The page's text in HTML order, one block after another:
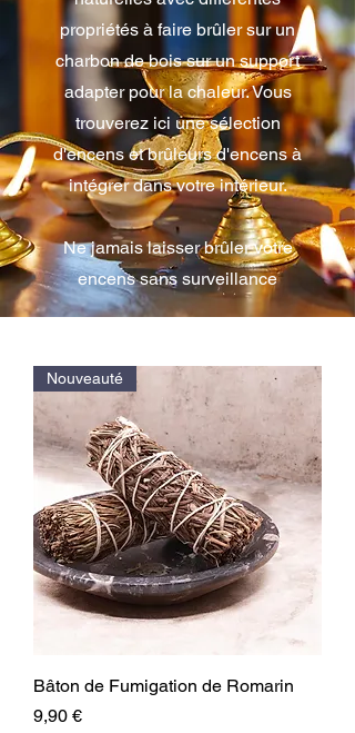
propriétés à faire brûler sur un
charbon de bois sur un support
adapter pour la chaleur. Vous
trouverez ici une sélection
d'encens et brûleurs d'encens à
intégrer dans votre intérieur.
Ne jamais laisser brûler votre
encens sans surveillance
Nouveauté
Bâton de Fumigation de Romarin
Prix
9,90 €